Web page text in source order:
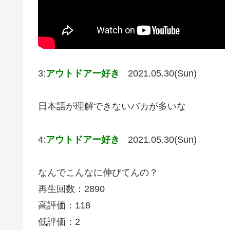
3:アウトドアー好き 2021.05.30(Sun)
日本語が理解できないバカが多いな
4:アウトドアー好き 2021.05.30(Sun)
なんでこんなに伸びてんの？
再生回数：2890
高評価：118
低評価：2